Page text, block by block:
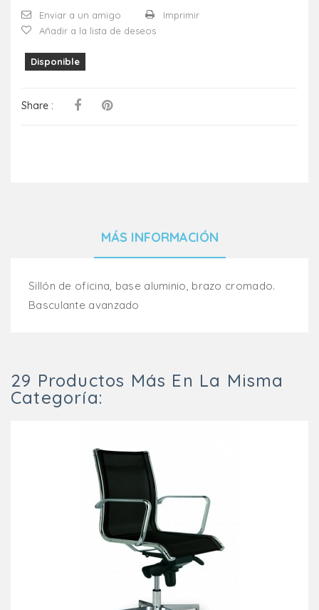
Enviar a un amigo
Imprimir
Añadir a la lista de deseos
Disponible
Share :
MÁS INFORMACIÓN
Sillón de oficina, base aluminio, brazo cromado.
Basculante avanzado
29 Productos Más En La Misma
Categoría: